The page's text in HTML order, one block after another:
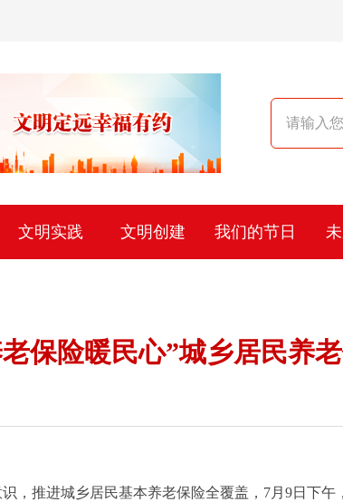
文明实践 文明创建 我们的节日
保险暖民心”城乡居民养
，推进城乡居民基本养老保险全覆盖， 7月 9日下午